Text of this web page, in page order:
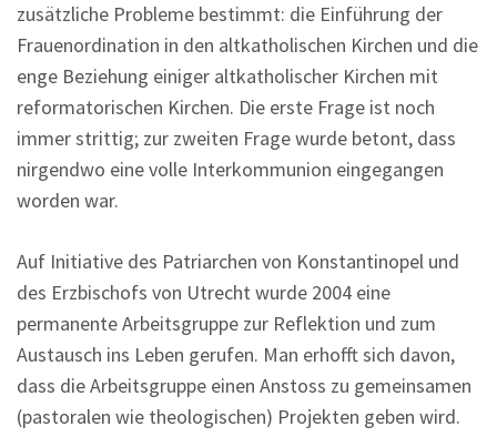
zusätzliche Probleme bestimmt: die Einführung der
Frauenordination in den altkatholischen Kirchen und die
enge Beziehung einiger altkatholischer Kirchen mit
reformatorischen Kirchen. Die erste Frage ist noch
immer strittig; zur zweiten Frage wurde betont, dass
nirgendwo eine volle Interkommunion eingegangen
worden war.
Auf Initiative des Patriarchen von Konstantinopel und
des Erzbischofs von Utrecht wurde 2004 eine
permanente Arbeitsgruppe zur Reflektion und zum
Austausch ins Leben gerufen. Man erhofft sich davon,
dass die Arbeitsgruppe einen Anstoss zu gemeinsamen
(pastoralen wie theologischen) Projekten geben wird.